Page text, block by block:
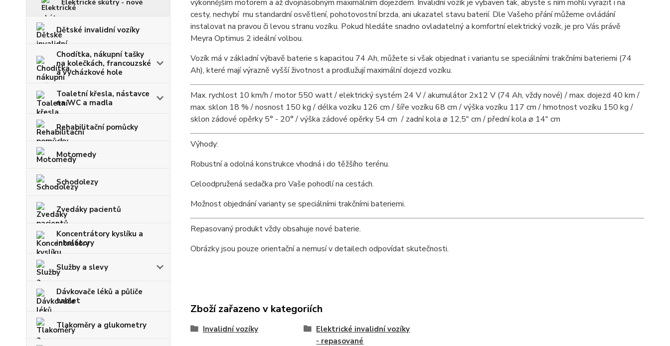
Elektrické skútry - nové
Dětské invalidní vozíky
Chodítka, nákupní tašky
na kolečkách, francouzské
a vycházkové hole
Toaletní křesla, nástavce
na WC a madla
Rehabilitační pomůcky
Motomedy
Schodolezy
Zvedáky pacientů
Koncentrátory kyslíku a
inhalátory
Služby a slevy
Dávkovače léků a půliče
tablet
Tlakoměry a glukometry
výkonnějším motorem a až dvojnásobným maximálním dojezdem. Invalidní vozík je vybaven tak, abyste s ním mohli vyrazit i na
cesty, nechybí mu standardní osvětlení, pohotovostní brzda, ani ukazatel stavu baterií. Dle Vašeho přání můžeme ovládání
instalovat na pravou či levou stranu vozíku. Pokud hledáte snadno ovladatelný a komfortní elektrický vozík, je pro Vás právě
Meyra Optimus 2 ideální volbou.
Vozík má v základní výbavě baterie s kapacitou 74 Ah, můžete si však objednat i variantu se speciálními trakčními bateriemi (74
Ah), které mají výrazně vyšší životnost a prodlužují maximální dojezd vozíku.
Max. rychlost 10 km/h / motor 550 watt / elektrický systém 24 V / akumulátor 2x12 V (74 Ah, vždy nové) / max. dojezd 40 km /
max. sklon 18 % / nosnost 150 kg / délka vozíku 126 cm / šíře vozíku 68 cm / výška vozíku 117 cm / hmotnost vozíku 150 kg /
sklon zádové opěrky 5° - 20° / výška zádové opěrky 54 cm / zadní kola ⌀ 12,5" cm / přední kola ⌀ 14" cm
Výhody:
Robustní a odolná konstrukce vhodná i do těžšího terénu.
Celoodpružená sedačka pro Vaše pohodlí na cestách.
Možnost objednání varianty se speciálními trakčními bateriemi.
Repasovaný produkt vždy obsahuje nové baterie.
Obrázky jsou pouze orientační a nemusí v detailech odpovídat skutečnosti.
Zboží zařazeno v kategoriích
Invalidní vozíky
Elektrické invalidní vozíky
- repasované